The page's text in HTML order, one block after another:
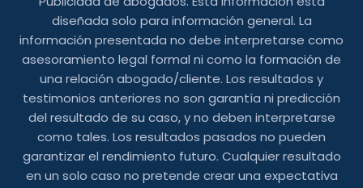
diseñada solo para información general. La
información presentada no debe interpretarse como
asesoramiento legal formal ni como la formación de
una relación abogado/cliente. Los resultados y
testimonios anteriores no son garantía ni predicción
del resultado de su caso, y no deben interpretarse
como tales. Los resultados pasados ​​no pueden
garantizar el rendimiento futuro. Cualquier resultado
en un solo caso no pretende crear una expectativa